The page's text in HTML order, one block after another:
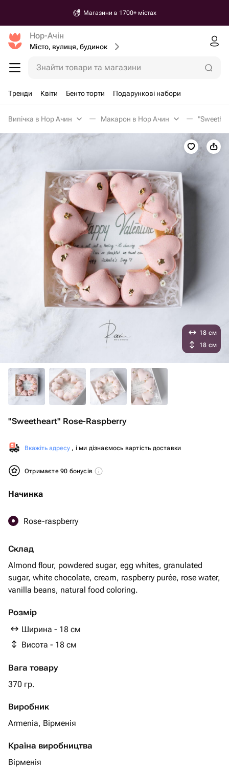
Магазини в 1700+ містах
Нор-Ачін
Місто, вулиця, будинок
Знайти товари та магазини
Тренди Квіти Бенто торти Подарункові набори
Випічка в Нор Ачин Макарон в Нор Ачин
"Sweetheart" Rose-Raspberry
Вкажіть адресу , і ми дізнаємось вартість доставки
Отримаєте 90 бонусів
Начинка
Rose-raspberry
Склад
Almond flour, powdered sugar, egg whites, granulated
sugar, white chocolate, cream, raspberry purée, rose water,
vanilla beans, natural food coloring.
Розмір
Ширина - 18 см
Висота - 18 см
Вага товару
370 гр.
Виробник
Armenia, Вірменія
Країна виробництва
Вірменія
18 см
18 см